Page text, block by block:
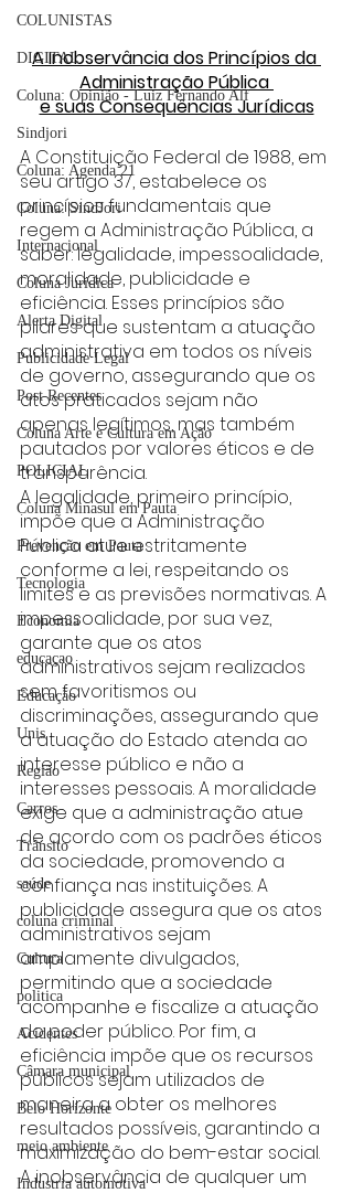
COLUNISTAS
DIGITAL
Coluna: Opinião - Luiz Fernando Alf
Sindjori
Coluna: Agenda 21
Coluna: SindJori
Internacional
Coluna Jurídica
Alerta Digital
Publicidade Legal
Post Recentes
Coluna Arte e Cultura em Ação
POLICIAL
Coluna Minasul em Pauta
Prevenção em Pauta
Tecnologia
Economia
educaçao
Educação
Unis
Região
Carros
Trânsito
saúde
coluna criminal
Cultura
politica
Acidentes
Câmara municipal
Belo Horizonte
meio ambiente
Industria automotiva
A Inobservância dos Princípios da
Administração Pública
e suas Consequências Jurídicas
A Constituição Federal de 1988, em
seu artigo 37, estabelece os
princípios fundamentais que
regem a Administração Pública, a
saber: legalidade, impessoalidade,
moralidade, publicidade e
eficiência. Esses princípios são
pilares que sustentam a atuação
administrativa em todos os níveis
de governo, assegurando que os
atos praticados sejam não
apenas legítimos, mas também
pautados por valores éticos e de
transparência.
A legalidade, primeiro princípio,
impõe que a Administração
Pública atue estritamente
conforme a lei, respeitando os
limites e as previsões normativas. A
impessoalidade, por sua vez,
garante que os atos
administrativos sejam realizados
sem favoritismos ou
discriminações, assegurando que
a atuação do Estado atenda ao
interesse público e não a
interesses pessoais. A moralidade
exige que a administração atue
de acordo com os padrões éticos
da sociedade, promovendo a
confiança nas instituições. A
publicidade assegura que os atos
administrativos sejam
amplamente divulgados,
permitindo que a sociedade
acompanhe e fiscalize a atuação
do poder público. Por fim, a
eficiência impõe que os recursos
públicos sejam utilizados de
maneira a obter os melhores
resultados possíveis, garantindo a
maximização do bem-estar social.
A inobservância de qualquer um